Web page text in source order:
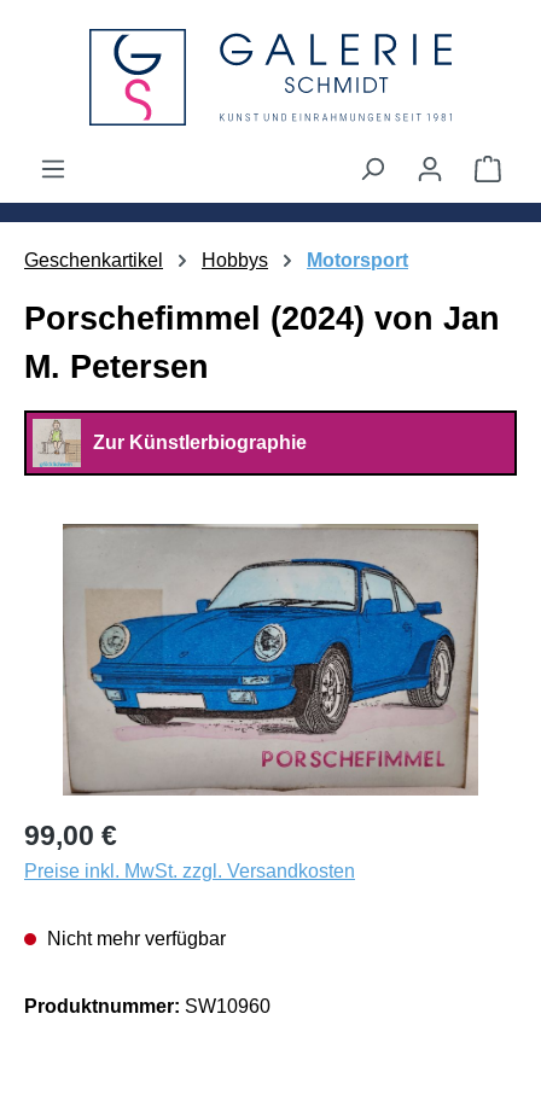
springen
Geschenkartikel Hobbys Motorsport
Porschefimmel (2024) von Jan
M. Petersen
Zur Künstlerbiographie
Bildergalerie überspringen
99,00 €
Preise inkl. MwSt. zzgl. Versandkosten
Nicht mehr verfügbar
Produktnummer: SW10960